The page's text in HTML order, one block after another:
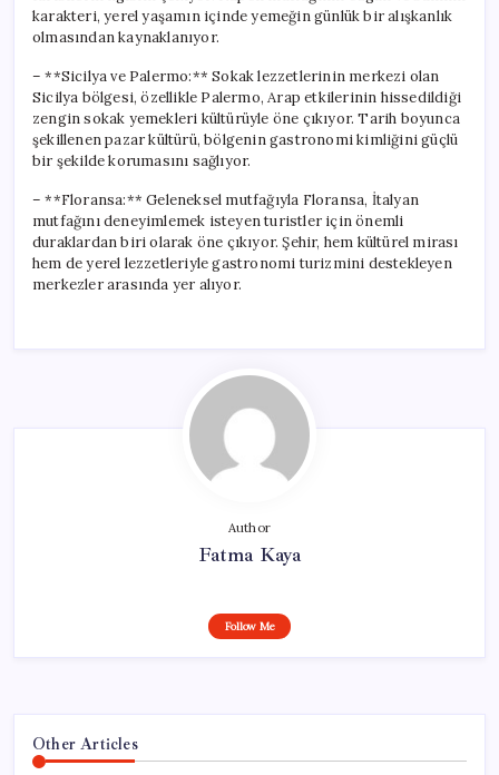
karakteri, yerel yaşamın içinde yemeğin günlük bir alışkanlık
olmasından kaynaklanıyor.
– **Sicilya ve Palermo:** Sokak lezzetlerinin merkezi olan
Sicilya bölgesi, özellikle Palermo, Arap etkilerinin hissedildiği
zengin sokak yemekleri kültürüyle öne çıkıyor. Tarih boyunca
şekillenen pazar kültürü, bölgenin gastronomi kimliğini güçlü
bir şekilde korumasını sağlıyor.
– **Floransa:** Geleneksel mutfağıyla Floransa, İtalyan
mutfağını deneyimlemek isteyen turistler için önemli
duraklardan biri olarak öne çıkıyor. Şehir, hem kültürel mirası
hem de yerel lezzetleriyle gastronomi turizmini destekleyen
merkezler arasında yer alıyor.
Author
Fatma Kaya
Follow Me
Other Articles